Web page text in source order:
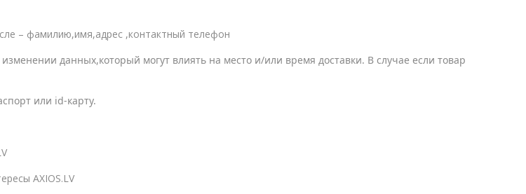
– фамилию,имя,адрес ,контактный телефон
данных,который могут влиять на место и/или время доставки. В случае если товар
или id-карту.
AXIOS.LV